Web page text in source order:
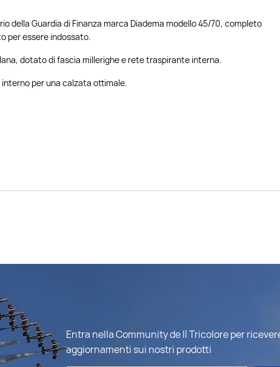
della Guardia di Finanza marca Diadema modello 45/70, completo
per essere indossato.
dotato di fascia millerighe e rete traspirante interna.
per una calzata ottimale.
Entra nella Community de Il Tricolore per
aggiornamenti sui nostri prodotti